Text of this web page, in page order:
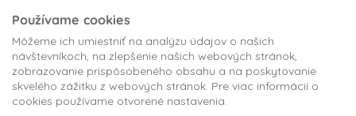
šťava Bio
Arónia 3L
21,99€s DPH
Do košíka
Arónia 5L
32,99 €s DPH
Do košíka
Používame cookies
Môžeme ich umiestniť na analýzu údajov o našich
návštevníkoch, na zlepšenie našich webových stránok,
zobrazovanie prispôsobeného obsahu a na poskytovanie
skvelého zážitku z webových stránok. Pre viac informácií o
cookies používame otvorené nastavenia.